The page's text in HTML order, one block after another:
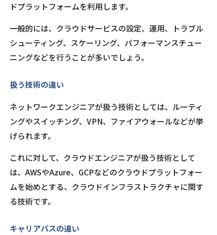
ドプラットフォームを利用します。
一般的には、クラウドサービスの設定、運用、トラブル
シューティング、スケーリング、パフォーマンスチュー
ニングなどを行うことが多いでしょう。
扱う技術の違い
ネットワークエンジニアが扱う技術としては、ルーティ
ングやスイッチング、VPN、ファイアウォールなどが挙
げられます。
これに対して、クラウドエンジニアが扱う技術として
は、AWSやAzure、GCPなどのクラウドプラットフォー
ムを始めとする、クラウドインフラストラクチャに関す
る技術です。
キャリアパスの違い